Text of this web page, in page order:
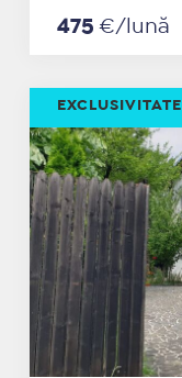
475 €/lună
EXCLUSIVITATE